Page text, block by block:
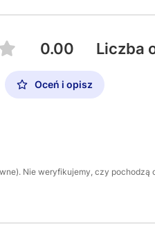
0.00 Liczba
Oceń i opisz
Nie weryfikujemy, czy pochodzą